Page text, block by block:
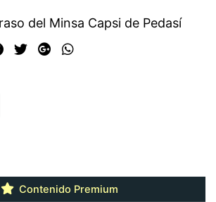
del Minsa Capsi de Pedasí
Contenido Premium